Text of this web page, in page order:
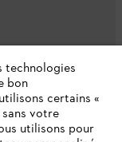
technologies
bon
certains «
votre
utilisons pour